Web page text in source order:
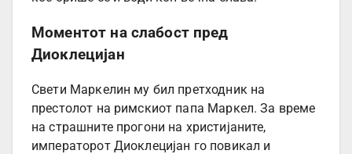
Моментот на слабост пред
Диоклецијан
Свети Маркелин му бил претходник на
престолот на римскиот папа Маркел. За време
на страшните прогони на христијаните,
императорот Диоклецијан го повикал и